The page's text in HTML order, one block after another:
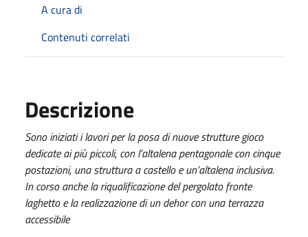
A cura di
Contenuti correlati
Descrizione
Sono iniziati i lavori per la posa di nuove strutture gioco
dedicate ai più piccoli, con l’altalena pentagonale con cinque
postazioni, una struttura a castello e un’altalena inclusiva.
In corso anche la riqualificazione del pergolato fronte
laghetto e la realizzazione di un dehor con una terrazza
accessibile